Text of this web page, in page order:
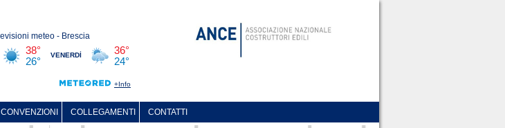
CONVENZIONI COLLEGAMENTI CONTATTI